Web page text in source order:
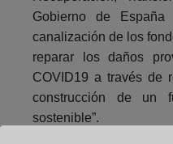
Gobierno de
canalización de los
reparar los daños
COVID19 a través de
construcción de un
sostenible”.